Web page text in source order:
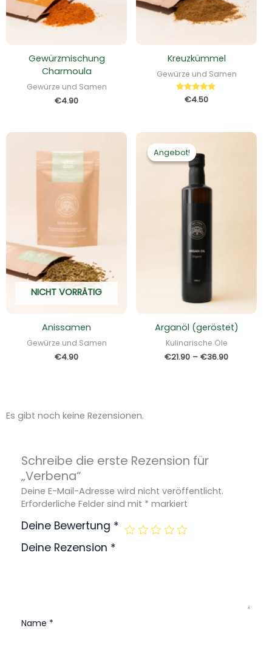
Gewürzmischung
Charmoula
Gewürze und Samen
€4.90
Kreuzkümmel
Gewürze und Samen
Bewertet
€4.50
NICHT VORRÄTIG
Anissamen
Gewürze und Samen
€4.90
Angebot!
Angebot!
Arganöl (geröstet)
Kulinarische Öle
€21.90 – €36.90
Es gibt noch keine Rezensionen.
Schreibe die erste Rezension für
„Verbena“
Deine E-Mail-Adresse wird nicht veröffentlicht.
Erforderliche Felder sind mit * markiert
Deine Bewertung *
Deine Rezension *
Name *